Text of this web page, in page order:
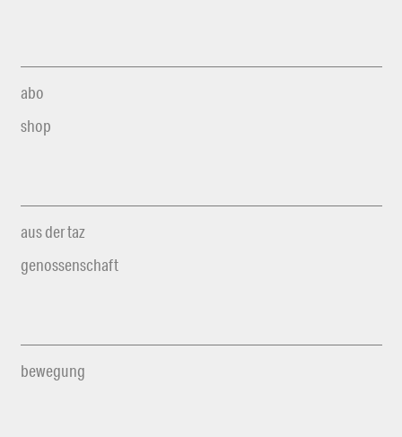
abo
shop
aus der taz
genossenschaft
bewegung